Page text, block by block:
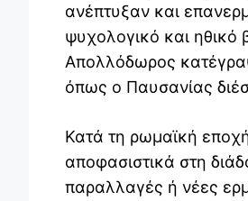
ανέπτυξαν και
ψυχολογικό και
Απολλόδωρος
όπως ο Παυσανίας
Κατά τη ρωμαϊκή
αποφασιστικά στη
παραλλαγές ή νέες